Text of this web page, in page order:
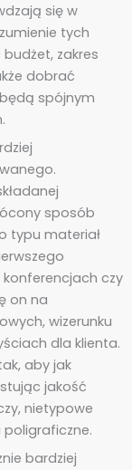
się w
tych
zakres
dobrać
spójnym
sposób
typu materiał
czy
on na
wizerunku
dla klienta.
aby jak
jakość
nietypowe
bardziej